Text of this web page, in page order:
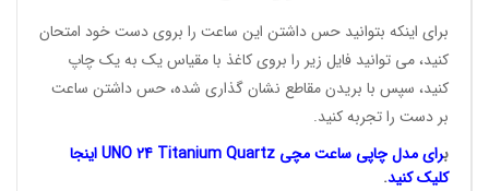
برای اینکه بتوانید حس داشتن این ساعت را بروی دست خود امتحان
کنید، می توانید فایل زیر را بروی کاغذ با مقیاس یک به یک چاپ
کنید، سپس با بریدن مقاطع نشان گذاری شده، حس داشتن ساعت
بر دست را تجربه کنید.
برای مدل چاپی ساعت مچی UNO 24 Titanium Quartz اینجا
کلیک کنید.